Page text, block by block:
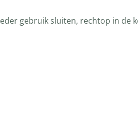
gebruik sluiten, rechtop in de